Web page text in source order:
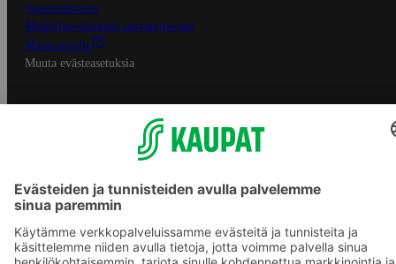
Saavutettavuus
Mobiilisovelluksen saavutettavuus
Mainostajalle
Muuta evästeasetuksia
S-ryhmän palvelut
S-ryhmä
Asiakasomistajuus
S-ostoslista -sovellus
Prisma.fi